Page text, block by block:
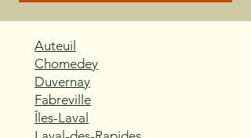
Auteuil
Chomedey
Duvernay
Fabreville
Îles-Laval